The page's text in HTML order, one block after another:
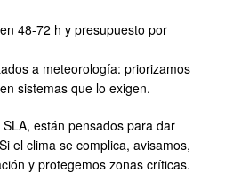
48-72 h y presupuesto por
a meteorología: priorizamos
sistemas que lo exigen.
están pensados para dar
el clima se complica, avisamos,
y protegemos zonas críticas.